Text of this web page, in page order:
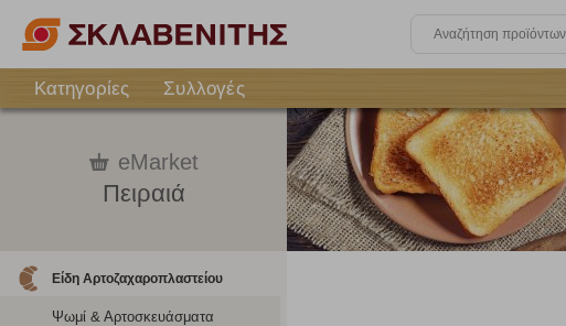
Κατηγορίες
Συλλογές
eMarket
Πειραιά
Είδη Αρτοζαχαροπλαστείου
Ψωμί & Αρτοσκευάσματα